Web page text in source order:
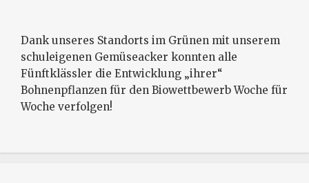
Dank unseres Standorts im Grünen mit unserem
schuleigenen Gemüseacker konnten alle
Fünftklässler die Entwicklung „ihrer“
Bohnenpflanzen für den Biowettbewerb Woche für
Woche verfolgen!